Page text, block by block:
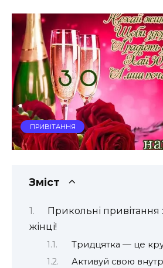
ПРИВІТАННЯ
Зміст
Прикольні привітання
жінці!
Тридцятка — це
Активуй свою